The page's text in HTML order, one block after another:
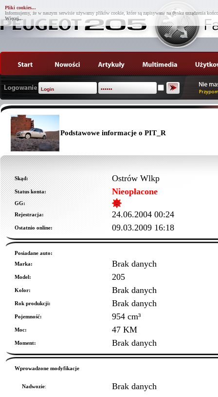
Pliki cookies...
Informujemy, że w naszym serwisie używamy plików cookie, które są zapisywane na dysku urządzenia
Więcej...
Podstawowe informacje o PIT_R
Skąd: Ostrów Wlkp
Status konta: Nieopłacone
GG:
Rejestracja:
24.06.2004 00:24
Ostatnio online: 09.03.2009 16:18
Posiadane auto:
Marka:
Brak danych
Model: 205
Kolor: Brak danych
Rok produkcji: Brak danych
Pojemność: 954 cm³
Moc: 47 KM
Moment: Brak danych
Wprowadzone modyfikacje
Nadwozie: Brak danych